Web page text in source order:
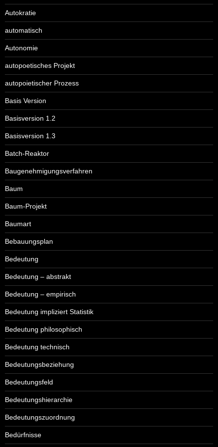
Autokratie
automatisch
Autonomie
autopoetisches Projekt
autopoietischer Prozess
Basis Version
Basisversion 1.2
Basisversion 1.3
Batch-Reaktor
Baugenehmigungsverfahren
Baum
Baum-Projekt
Baumart
Bebauungsplan
Bedeutung
Bedeutung – abstrakt
Bedeutung – empirisch
Bedeutung impliziert Statistik
Bedeutung philosophisch
Bedeutung technisch
Bedeutungsbeziehung
Bedeutungsfeld
Bedeutungshierarchie
Bedeutungszuordnung
Bedürfnisse